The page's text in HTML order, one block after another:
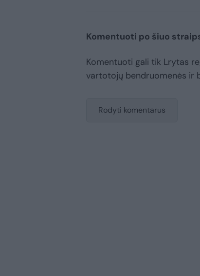
Komentuoti po šiuo
Komentuoti gali tik Lrytas
vartotojų bendruomenės ir
Rodyti komentarus